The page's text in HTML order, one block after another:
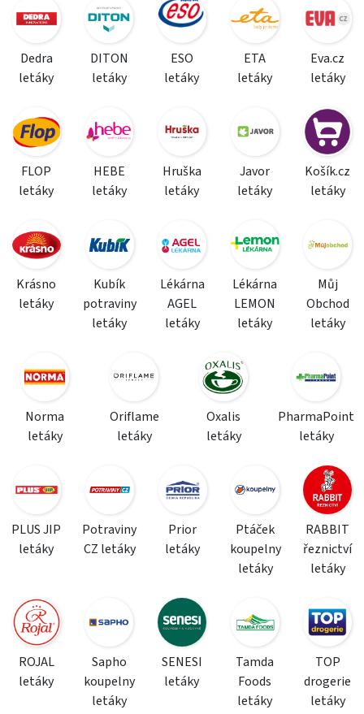
Dedra
letáky
DITON
letáky
ESO
letáky
ETA
letáky
Eva.cz
letáky
FLOP
letáky
HEBE
letáky
Hruška
letáky
Javor
letáky
Košík.cz
letáky
Krásno
letáky
Kubík
potraviny
letáky
Lékárna
AGEL
letáky
Lékárna
LEMON
letáky
Můj
Obchod
letáky
Norma
letáky
Oriflame
letáky
Oxalis
letáky
PharmaPoint
letáky
PLUS JIP
letáky
Potraviny
CZ letáky
Prior
letáky
Ptáček
koupelny
letáky
RABBIT
řeznictví
letáky
ROJAL
letáky
Sapho
koupelny
letáky
SENESI
letáky
Tamda
Foods
letáky
TOP
drogerie
letáky